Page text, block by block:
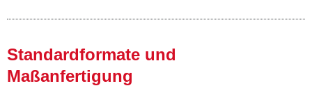
Standardformate und
Maßanfertigung